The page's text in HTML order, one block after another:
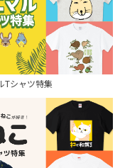
Tシャツ特集